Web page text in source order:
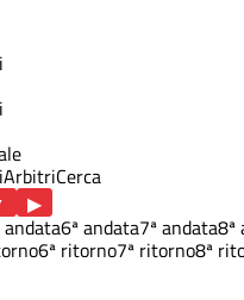
ArbitriCerca
▶
andata6ª andata7ª andata8ª
6ª ritorno7ª ritorno8ª